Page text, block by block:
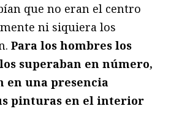
que no eran el centro
ni siquiera los
Para los hombres los
superaban en número,
en una presencia
pinturas en el interior